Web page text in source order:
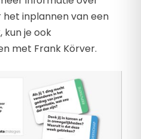
inplannen van een
kun je ook
met Frank Körver.